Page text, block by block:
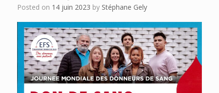
Posted on 14 juin 2023 by Stéphane Gely